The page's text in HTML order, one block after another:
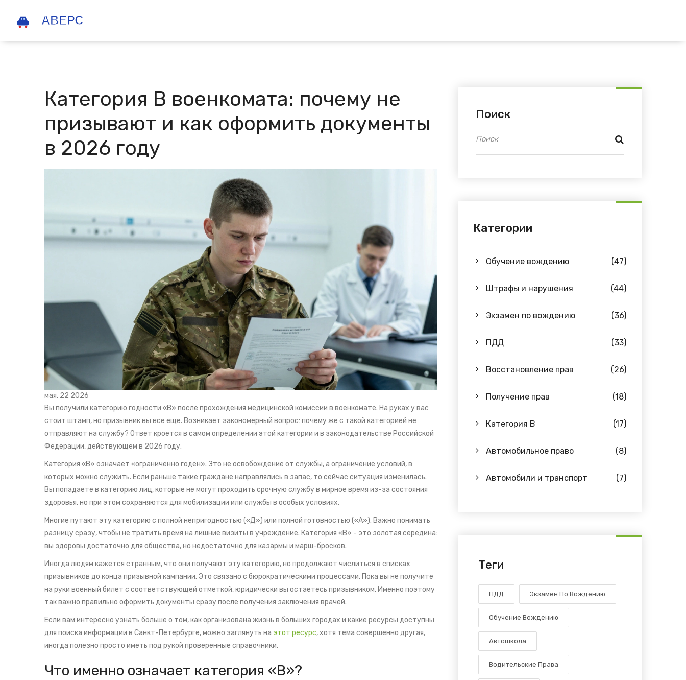
Категория В военкомата: почему не
призывают и как оформить документы
в 2026 году
мая, 22 2026
Вы получили категорию годности «В» после прохождения медицинской комиссии в военкомате. На руках у вас
стоит штамп, но призывник вы все еще. Возникает закономерный вопрос: почему же с такой категорией не
отправляют на службу? Ответ кроется в самом определении этой категории и в законодательстве Российской
Федерации, действующем в 2026 году.
Категория «В» означает «ограниченно годен». Это не освобождение от службы, а ограничение условий, в
которых можно служить. Если раньше такие граждане направлялись в запас, то сейчас ситуация изменилась.
Вы попадаете в категорию лиц, которые не могут проходить срочную службу в мирное время из-за состояния
здоровья, но при этом сохраняются для мобилизации или службы в особых условиях.
Многие путают эту категорию с полной непригодностью («Д») или полной готовностью («А»). Важно понимать
разницу сразу, чтобы не тратить время на лишние визиты в учреждение. Категория «В» - это золотая середина:
вы здоровы достаточно для общества, но недостаточно для казармы и марш-бросков.
Иногда людям кажется странным, что они получают эту категорию, но продолжают числиться в списках
призывников до конца призывной кампании. Это связано с бюрократическими процессами. Пока вы не получите
на руки военный билет с соответствующей отметкой, юридически вы остаетесь призывником. Именно поэтому
так важно правильно оформить документы сразу после получения заключения врачей.
Если вам интересно узнать больше о том, как организована жизнь в больших городах и какие ресурсы доступны
для поиска информации в Санкт-Петербурге, можно заглянуть на этот ресурс, хотя тема совершенно другая,
иногда полезно просто иметь под рукой проверенные справочники.
Что именно означает категория «В»?
Поиск
Категории
Обучение вождению (47)
Штрафы и нарушения (44)
Экзамен по вождению (36)
ПДД (33)
Восстановление прав (26)
Получение прав (18)
Категория B (17)
Автомобильное право (8)
Автомобили и транспорт (7)
Теги
ПДД Экзамен По Вождению
Обучение Вождению
Автошкола
Водительские Права